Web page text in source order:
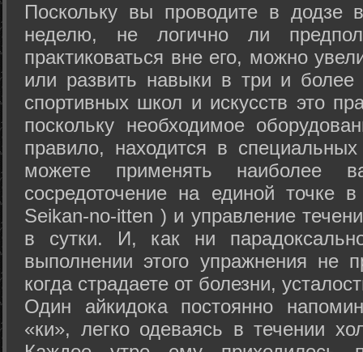
Поскольку вы проводите в додзе
неделю, не логично ли
практиковаться вне его, можно
или развить навыки в три и
спортивных школ и искусств это
поскольку необходимое
правило, находится в
можете применять наиболее
сосредоточение на единой точке
Seikan-­no-­itten ) и управление
в сутки. И, как ни
выполнении этого упражнения не
когда страдаете от болезни,
Один айкидока постоянно
«ки», легко одеваясь в течении